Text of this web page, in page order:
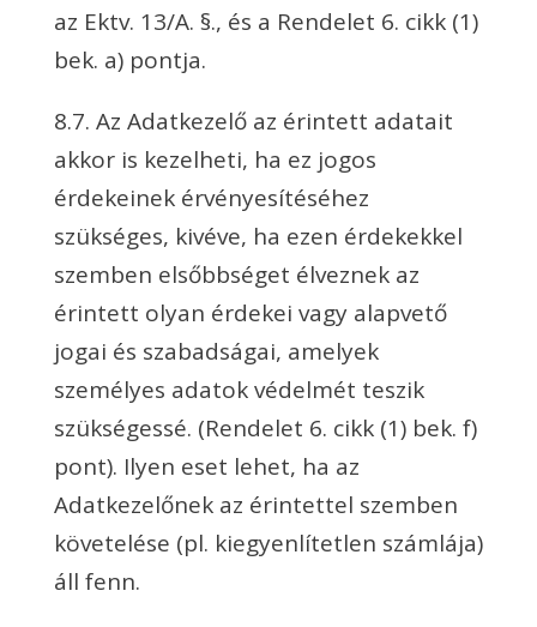
az Ektv. 13/A. §., és a Rendelet 6. cikk (1)
bek. a) pontja.
8.7. Az Adatkezelő az érintett adatait
akkor is kezelheti, ha ez jogos
érdekeinek érvényesítéséhez
szükséges, kivéve, ha ezen érdekekkel
szemben elsőbbséget élveznek az
érintett olyan érdekei vagy alapvető
jogai és szabadságai, amelyek
személyes adatok védelmét teszik
szükségessé. (Rendelet 6. cikk (1) bek. f)
pont). Ilyen eset lehet, ha az
Adatkezelőnek az érintettel szemben
követelése (pl. kiegyenlítetlen számlája)
áll fenn.